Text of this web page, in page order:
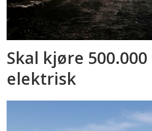
Skal kjøre
elektrisk